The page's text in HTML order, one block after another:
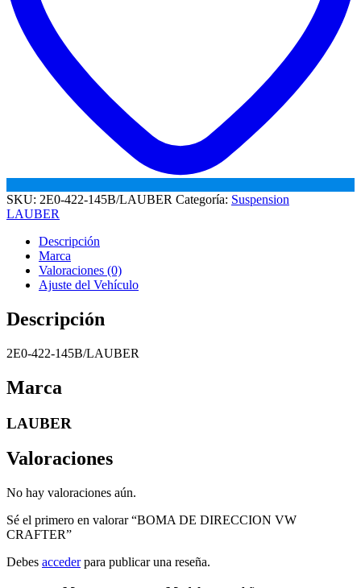
SKU: 2E0-422-145B/LAUBER Categoría: Suspension
LAUBER
Descripción
Marca
Valoraciones (0)
Ajuste del Vehículo
Descripción
2E0-422-145B/LAUBER
Marca
LAUBER
Valoraciones
No hay valoraciones aún.
Sé el primero en valorar “BOMA DE DIRECCION VW
CRAFTER”
Debes accederpara publicar una reseña.